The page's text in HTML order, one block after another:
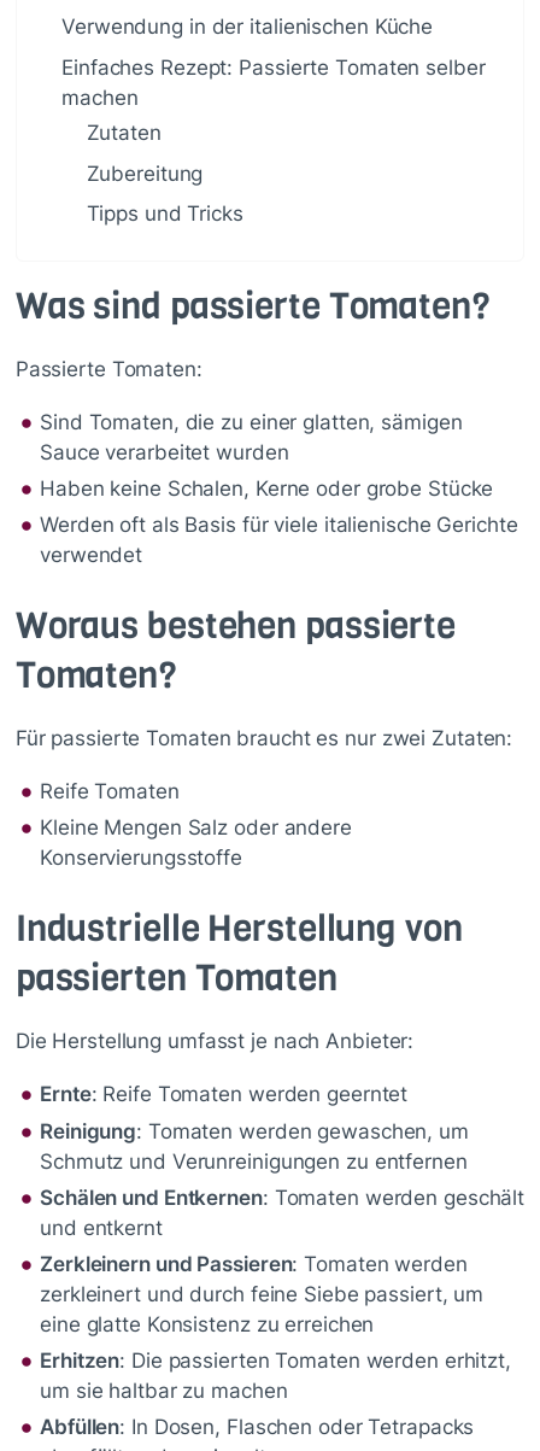
Verwendung in der italienischen Küche
Einfaches Rezept: Passierte Tomaten selber
machen
Zutaten
Zubereitung
Tipps und Tricks
Was sind passierte Tomaten?
Passierte Tomaten:
Sind Tomaten, die zu einer glatten, sämigen
Sauce verarbeitet wurden
Haben keine Schalen, Kerne oder grobe Stücke
Werden oft als Basis für viele italienische Gerichte
verwendet
Woraus bestehen passierte
Tomaten?
Für passierte Tomaten braucht es nur zwei Zutaten:
Reife Tomaten
Kleine Mengen Salz oder andere
Konservierungsstoffe
Industrielle Herstellung von
passierten Tomaten
Die Herstellung umfasst je nach Anbieter:
Ernte: Reife Tomaten werden geerntet
Reinigung: Tomaten werden gewaschen, um
Schmutz und Verunreinigungen zu entfernen
Schälen und Entkernen: Tomaten werden geschält
und entkernt
Zerkleinern und Passieren: Tomaten werden
zerkleinert und durch feine Siebe passiert, um
eine glatte Konsistenz zu erreichen
Erhitzen: Die passierten Tomaten werden erhitzt,
um sie haltbar zu machen
Abfüllen: In Dosen, Flaschen oder Tetrapacks